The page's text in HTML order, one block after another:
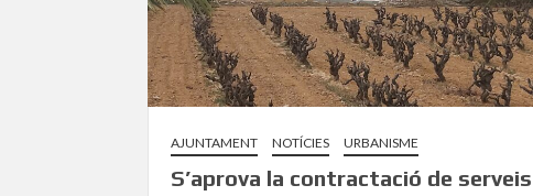
AJUNTAMENT NOTÍCIES URBANISME
S’aprova la contractació de serveis